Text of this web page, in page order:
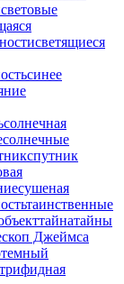
световые
светящиеся
синее
солнечная
солнечные
спутник
сушеная
таинственные
тайнатайны
Джеймса
темный
трифидная